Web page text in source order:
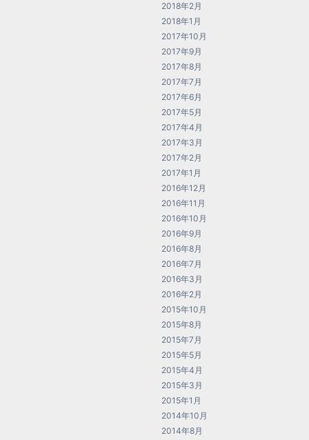
2018年2月
2018年1月
2017年10月
2017年9月
2017年8月
2017年7月
2017年6月
2017年5月
2017年4月
2017年3月
2017年2月
2017年1月
2016年12月
2016年11月
2016年10月
2016年9月
2016年8月
2016年7月
2016年3月
2016年2月
2015年10月
2015年8月
2015年7月
2015年5月
2015年4月
2015年3月
2015年1月
2014年10月
2014年8月